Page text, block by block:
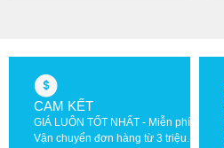
CAM KẾT
GIÁ LUÔN TỐT NHẤT - Miễn phí
Vận chuyển đơn hàng từ 3 triệu.